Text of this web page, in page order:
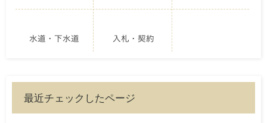
水道・下水道 入札・契約
最近チェックしたページ